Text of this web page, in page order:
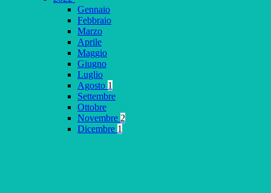
Gennaio
Febbraio
Marzo
Aprile
Maggio
Giugno
Luglio
Agosto 1
Settembre
Ottobre
Novembre 2
Dicembre 1